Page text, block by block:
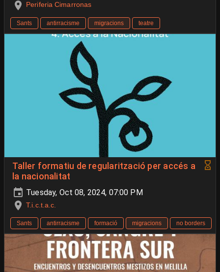
Periferia Cimarronas
Sants antirracisme migracions teatre
Taller formatiu de regularització per accés a
la nacionalitat
Tuesday, Oct 08, 2024, 07:00 PM
T.i.c.t.a.c.
Sants antirracisme formació migracions no borders